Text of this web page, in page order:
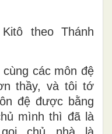
theo Thánh
các môn đệ
thầy, và tôi tớ
đệ được bằng
mình thì đã là
chủ nhà là